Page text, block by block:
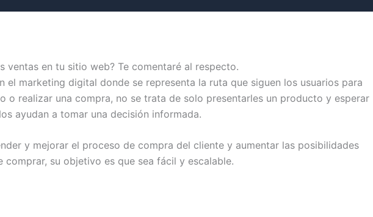
ventas en tu sitio web? Te comentaré al respecto.
el marketing digital donde se representa la ruta que siguen los usuarios para
realizar una compra, no se trata de solo presentarles un producto y esperar
ayudan a tomar una decisión informada.
y mejorar el proceso de compra del cliente y aumentar las posibilidades
su objetivo es que sea fácil y escalable.